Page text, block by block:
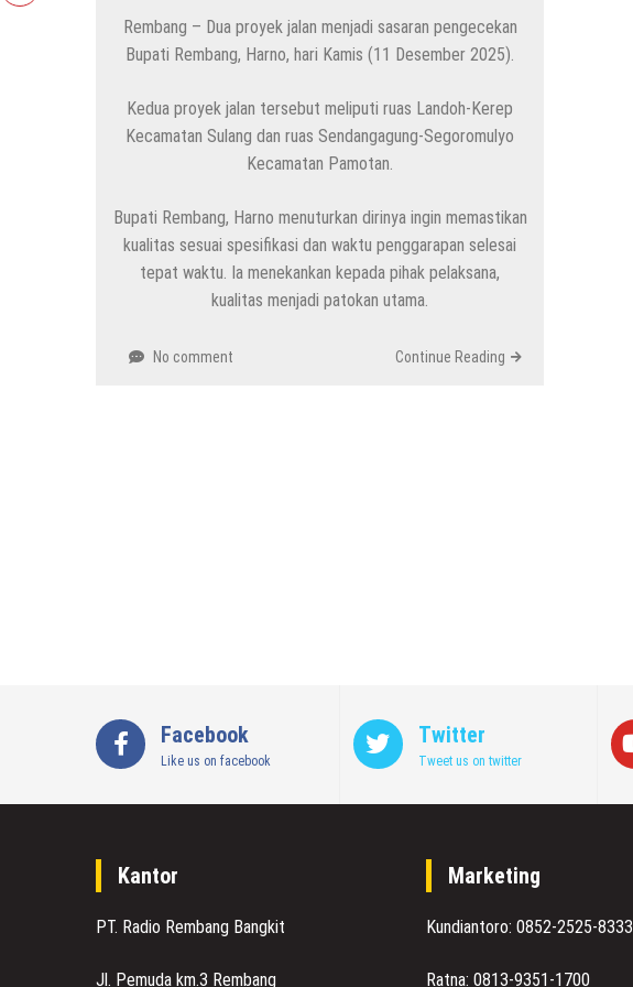
Rembang – Dua proyek jalan menjadi sasaran pengecekan
Bupati Rembang, Harno, hari Kamis (11 Desember 2025).
Kedua proyek jalan tersebut meliputi ruas Landoh-Kerep
Kecamatan Sulang dan ruas Sendangagung-Segoromulyo
Kecamatan Pamotan.
Bupati Rembang, Harno menuturkan dirinya ingin memastikan
kualitas sesuai spesifikasi dan waktu penggarapan selesai
tepat waktu. Ia menekankan kepada pihak pelaksana,
kualitas menjadi patokan utama.
No comment Continue Reading
Facebook
Like us on facebook
Twitter
Tweet us on twitter
Kantor
PT. Radio Rembang Bangkit
Jl. Pemuda km.3 Rembang
Marketing
Kundiantoro: 0852-2525-8333
Ratna: 0813-9351-1700